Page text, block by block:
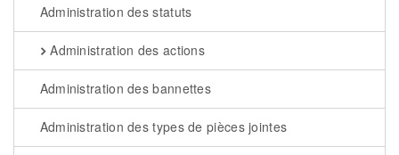
Administration des statuts
Administration des actions
Administration des bannettes
Administration des types de pièces jointes